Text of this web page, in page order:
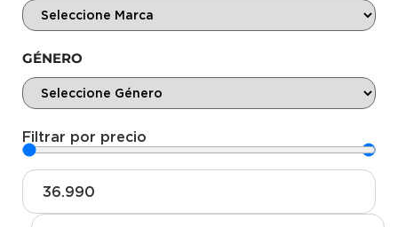
GÉNERO
Filtrar por precio